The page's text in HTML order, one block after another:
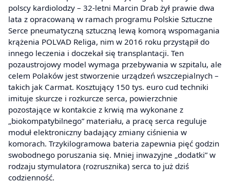
polscy kardiolodzy – 32-letni Marcin Drab żył prawie dwa
lata z opracowaną w ramach programu Polskie Sztuczne
Serce pneumatyczną sztuczną lewą komorą wspomagania
krążenia POLVAD Religa, nim w 2016 roku przystąpił do
innego leczenia i doczekał się transplantacji. Ten
pozaustrojowy model wymaga przebywania w szpitalu, ale
celem Polaków jest stworzenie urządzeń wszczepialnych –
takich jak Carmat. Kosztujący 150 tys. euro cud techniki
imituje skurcze i rozkurcze serca, powierzchnie
pozostające w kontakcie z krwią ma wykonane z
„biokompatybilnego” materiału, a pracę serca reguluje
moduł elektroniczny badający zmiany ciśnienia w
komorach. Trzykilogramowa bateria zapewnia pięć godzin
swobodnego poruszania się. Mniej inwazyjne „dodatki” w
rodzaju stymulatora (rozrusznika) serca to już dziś
codzienność.